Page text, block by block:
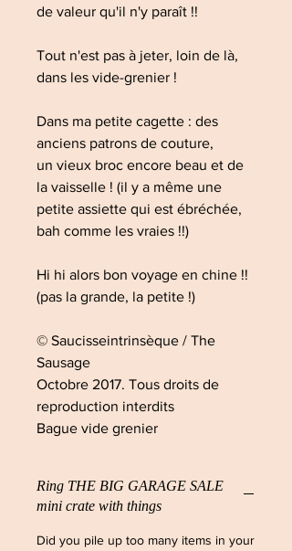
de valeur qu'il n'y paraît !!
Tout n'est pas à jeter, loin de là,
dans les vide-grenier !
Dans ma petite cagette : des
anciens patrons de couture,
un vieux broc encore beau et de
la vaisselle ! (il y a même une
petite assiette qui est ébréchée,
bah comme les vraies !!)
Hi hi alors bon voyage en chine !!
(pas la grande, la petite !)
© Saucisseintrinsèque / The
Sausage
Octobre 2017. Tous droits de
reproduction interdits
Bague vide grenier
Ring THE BIG GARAGE SALE
mini crate with things
Did you pile up too many items in your